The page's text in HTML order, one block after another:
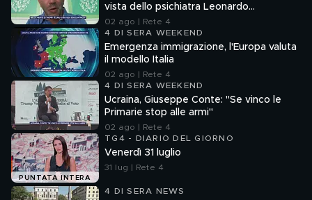
vista dello psichiatra Leonardo
Mendolicchio
02 ago | Rete 4
4 DI SERA WEEKEND
Emergenza immigrazione, l'Europa valuta
il modello Italia
02 ago | Rete 4
4 DI SERA WEEKEND
Ucraina, Giuseppe Conte: "Se vinco le
Primarie stop alle armi"
02 ago | Rete 4
PUNTATA INTERA
TG4 - DIARIO DEL GIORNO
Venerdì 31 luglio
31 lug | Rete 4
4 DI SERA NEWS